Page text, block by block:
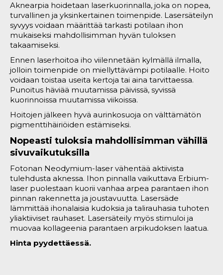
Aknearpia hoidetaan laserkuorinnalla, joka on nopea,
turvallinen ja yksinkertainen toimenpide. Lasersäteilyn
syvyys voidaan määrittää tarkasti potilaan ihon
mukaiseksi mahdollisimman hyvän tuloksen
takaamiseksi.
Ennen laserhoitoa iho viilennetään kylmällä ilmalla,
jolloin toimenpide on miellyttävämpi potilaalle. Hoito
voidaan toistaa useita kertoja tai aina tarvittaessa.
Punoitus häviää muutamissa päivissä, syvissä
kuorinnoissa muutamissa viikoissa.
Hoitojen jälkeen hyvä aurinkosuoja on välttämätön
pigmenttihäiriöiden estämiseksi.
Nopeasti tuloksia mahdollisimman vähillä
sivuvaikutuksilla
Fotonan Neodymium-laser vähentää aktiivista
tulehdusta aknessa. Ihon pinnalla vaikuttava Erbium-
laser puolestaan kuorii vanhaa arpea parantaen ihon
pinnan rakennetta ja joustavuutta. Lasersäde
lämmittää ihonalaisia kudoksia ja talirauhasia tuhoten
yliaktiiviset rauhaset. Lasersäteily myös stimuloi ja
muovaa kollageenia parantaen arpikudoksen laatua.
Hinta pyydettäessä.